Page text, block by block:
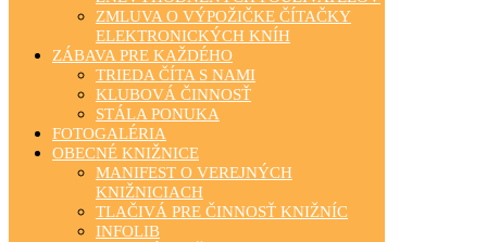
ZMLUVA O VÝPOŽIČKE ČÍTAČKY
ELEKTRONICKÝCH KNÍH
ZÁBAVA PRE KAŽDÉHO
TRIEDA ČÍTA S NAMI
KLUBOVÁ ČINNOSŤ
STÁLA PONUKA
FOTOGALÉRIA
OBECNÉ KNIŽNICE
MANIFEST O VEREJNÝCH
KNIŽNICIACH
TLAČIVÁ PRE ČINNOSŤ KNIŽNÍC
INFOLIB